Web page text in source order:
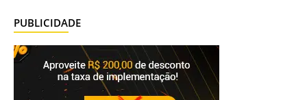
PUBLICIDADE